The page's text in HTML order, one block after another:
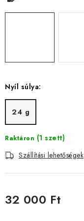
Nyíl súlya:
24 g
Raktáron (1 szett)
Szállítási lehetőségek
32 000 Ft